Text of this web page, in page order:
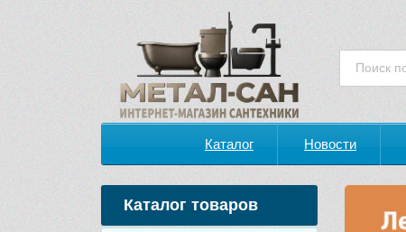
Каталог Новости
Каталог товаров